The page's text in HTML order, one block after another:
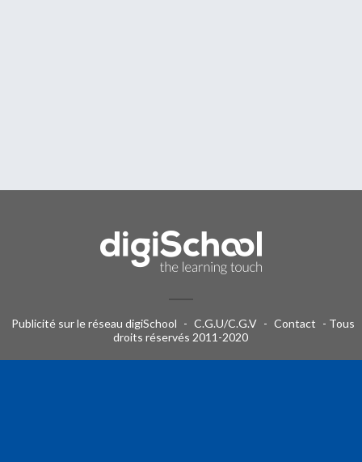
Publicité sur le réseau digiSchool - C.G.U/C.G.V - Contact - Tous
droits réservés 2011-2020